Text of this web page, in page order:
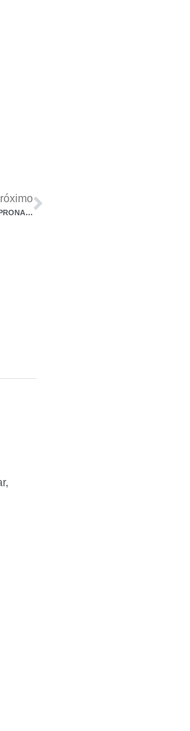
PEQUENAS E MÉDIAS EMPRESAS – OBTENÇÃO DE RECURSOS FINANCEIROS ATRAVÉS DO PRONAMPE – REGRAS E CONDIÇÕES